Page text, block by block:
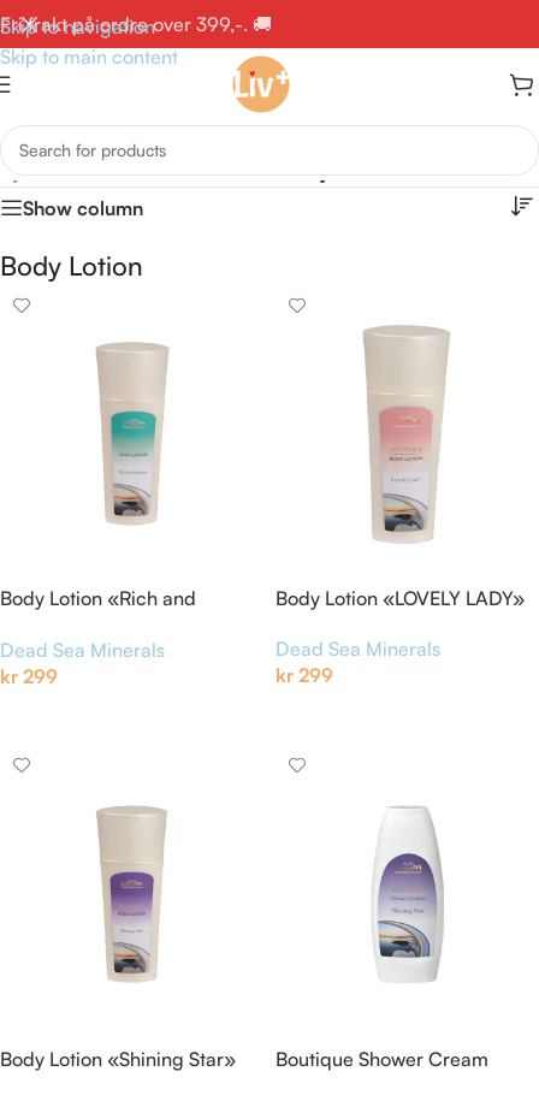
Skip to navigation
Skip to main content
Fri frakt på ordre over 399,-. 🚚
Hjem/Produkter med stikkord «Body Lotion»
Show column
Body Lotion
Body Lotion «Rich and
Dead Sea Minerals
kr 299
Body Lotion «LOVELY LADY»
Dead Sea Minerals
kr 299
Body Lotion «Shining Star»
Boutique Shower Cream